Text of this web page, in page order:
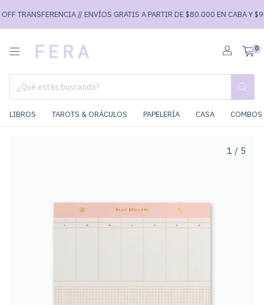
TRANSFERENCIA // ENVÍOS GRATIS A PARTIR DE $80.000 EN CABA Y
0
LIBROS TAROTS & ORÁCULOS PAPELERÍA CASA
1 / 5